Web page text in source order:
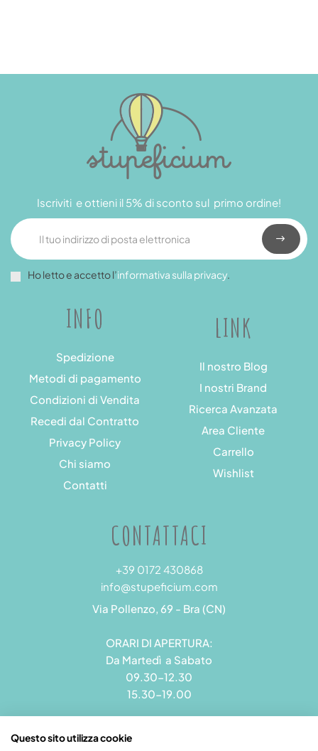
INFO
Spedizione
Metodi di pagamento
Condizioni di Vendita
Recedi dal Contratto
Privacy Policy
Chi siamo
Contatti
LINK
Il nostro Blog
I nostri Brand
Ricerca Avanzata
Area Cliente
Carrello
Wishlist
Iscriviti e ottieni il 5% di sconto sul primo ordine!
Ho letto e accetto l’informativa sulla privacy.
CONTATTACI
+39 0172 430868
info@stupeficium.com
Via Pollenzo, 69 - Bra (CN)
ORARI DI APERTURA:
Da Martedì a Sabato
09.30-12.30
15.30-19.00
Questo sito utilizza cookie